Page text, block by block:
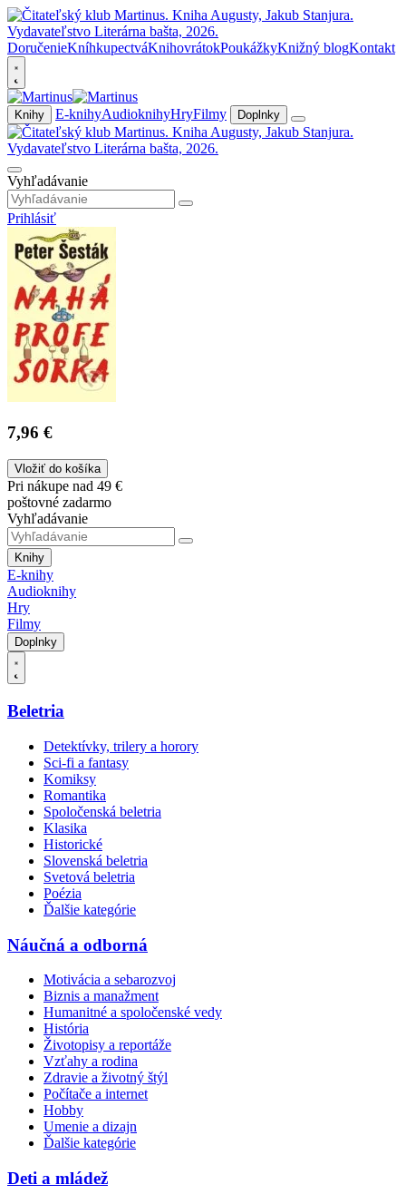
DoručenieKníhkupectváKnihovrátokPoukážkyKnižný blogKontakt
Knihy E-knihyAudioknihyHryFilmy Doplnky
Vyhľadávanie
Prihlásiť
7,96 €
Vložiť do košíka
Pri nákupe nad 49 €
poštovné zadarmo
Vyhľadávanie
Knihy
E-knihy
Audioknihy
Hry
Filmy
Doplnky
Beletria
Detektívky, trilery a horory
Sci-fi a fantasy
Komiksy
Romantika
Spoločenská beletria
Klasika
Historické
Slovenská beletria
Svetová beletria
Poézia
Ďalšie kategórie
Náučná a odborná
Motivácia a sebarozvoj
Biznis a manažment
Humanitné a spoločenské vedy
História
Životopisy a reportáže
Vzťahy a rodina
Zdravie a životný štýl
Počítače a internet
Hobby
Umenie a dizajn
Ďalšie kategórie
Deti a mládež